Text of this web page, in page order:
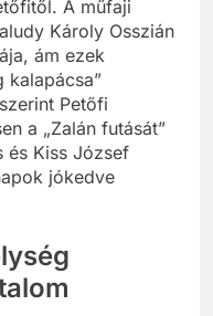
A műfaji
Károly Osszián
ám ezek
kalapácsa”
Petőfi
a „Zalán futását”
és Kiss József
jókedve